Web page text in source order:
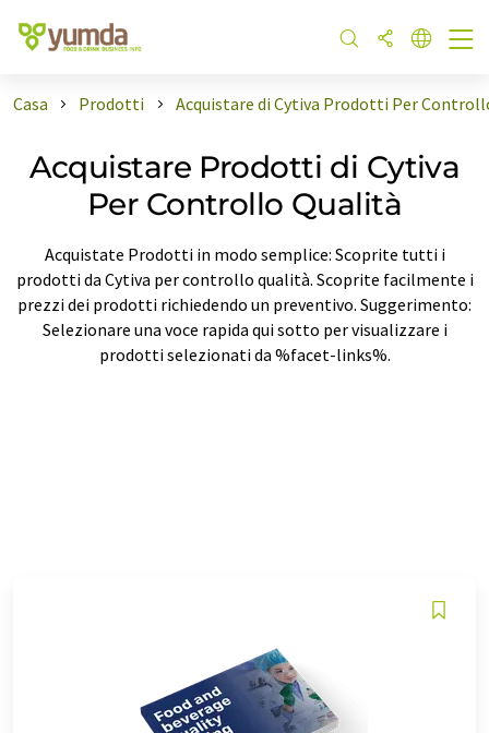
Casa Prodotti Acquistare di Cytiva Prodotti Per
Acquistare Prodotti di Cytiva
Per Controllo Qualità
Acquistate Prodotti in modo semplice: Scoprite tutti i
prodotti da Cytiva per controllo qualità. Scoprite facilmente i
prezzi dei prodotti richiedendo un preventivo. Suggerimento:
Selezionare una voce rapida qui sotto per visualizzare i
prodotti selezionati da %facet-links%.